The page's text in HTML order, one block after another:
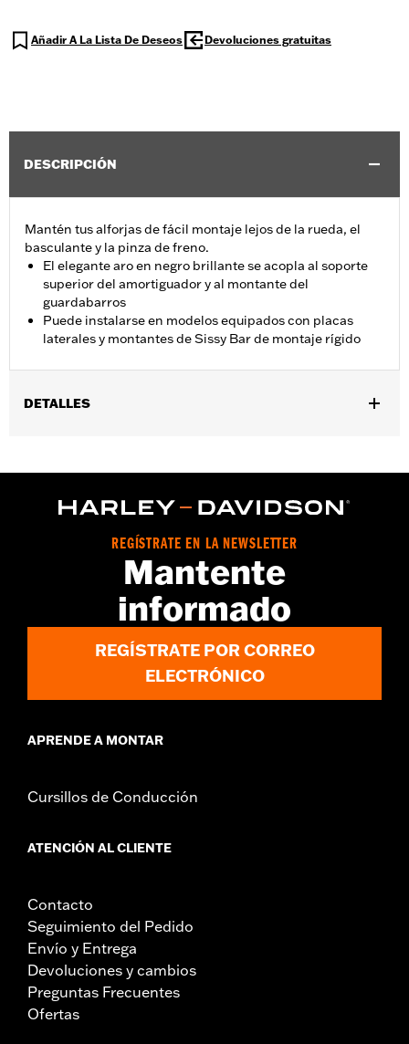
Añadir A La Lista De Deseos Devoluciones gratuitas
DESCRIPCIÓN
Mantén tus alforjas de fácil montaje lejos de la rueda, el
basculante y la pinza de freno.
El elegante aro en negro brillante se acopla al soporte
superior del amortiguador y al montante del
guardabarros
Puede instalarse en modelos equipados con placas
laterales y montantes de Sissy Bar de montaje rígido
DETALLES
Instrucciones de instalación
Contenido del embalaje:Soportes izquierdo y derecho y
tornillería de montaje
REGÍSTRATE EN LA NEWSLETTER
Mantente
informado
REGÍSTRATE POR CORREO
ELECTRÓNICO
APRENDE A MONTAR
Cursillos de Conducción
ATENCIÓN AL CLIENTE
Contacto
Seguimiento del Pedido
Envío y Entrega
Devoluciones y cambios
Preguntas Frecuentes
Ofertas